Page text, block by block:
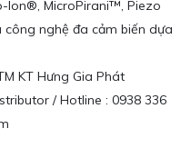
Ion®, MicroPirani™, Piezo
nghệ đa cảm biến dựa
KT Hưng Gia Phát
/ Hotline : 0938 336